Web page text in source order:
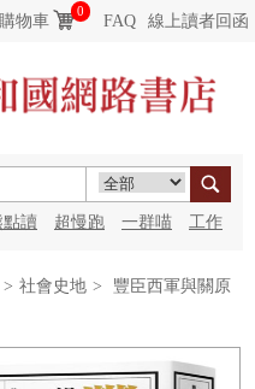
購物車
0
FAQ 線上讀者回函
讀 超慢跑 一群喵 工作
> 社會史地 >
豐臣西軍與關原